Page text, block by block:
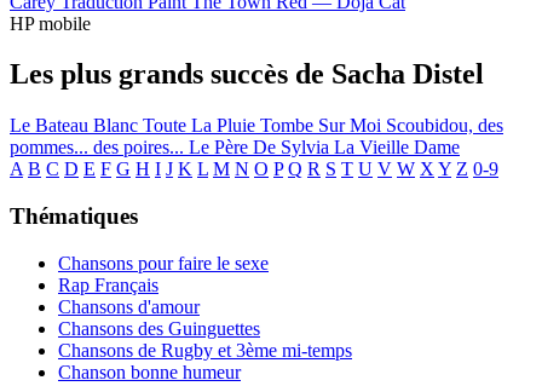
HP mobile
Les plus grands succès de Sacha Distel
Le Bateau Blanc Toute La Pluie Tombe Sur Moi Scoubidou, des
pommes... des poires... Le Père De Sylvia La Vieille Dame
A B C D E F G H I J K L M N O P Q R S T U V W X Y Z 0-9
Thématiques
Chansons pour faire le sexe
Rap Français
Chansons d'amour
Chansons des Guinguettes
Chansons de Rugby et 3ème mi-temps
Chanson bonne humeur